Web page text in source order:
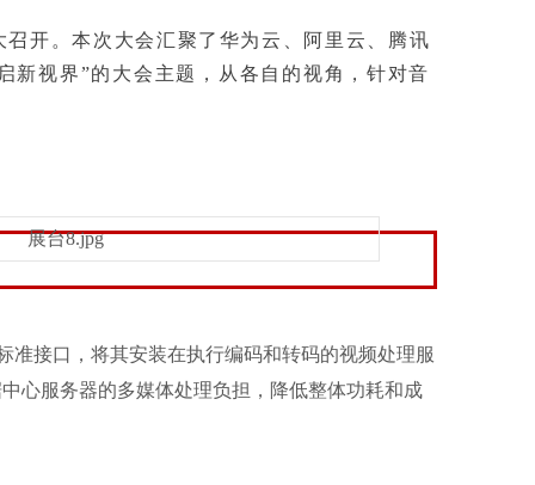
开。本次大会汇聚了华为云、阿里云、腾讯
新视界”的大会主题，从各自的视角，针对音
准接口，将其安装在执行编码和转码的视频处理服
心服务器的多媒体处理负担，降低整体功耗和成